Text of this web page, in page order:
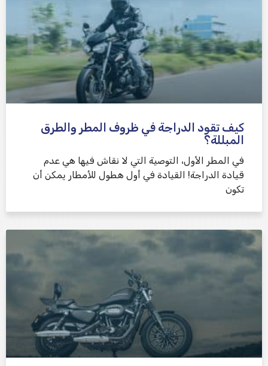
كيف تقود الدراجة في ظروف المطر والطرق
المبللة؟
في المطر الأول، التوصية التي لا نقاش فيها هي عدم
قيادة الدراجة! القيادة في أول هطول للأمطار يمكن أن
تكون